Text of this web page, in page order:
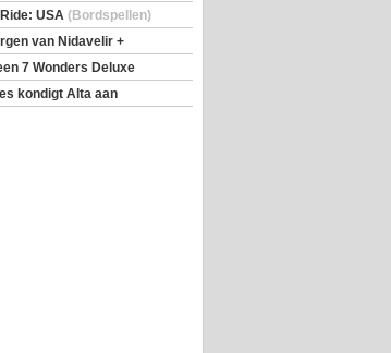
USA (Bordspellen)
van Nidavelir +
Detective
7 Wonders Deluxe
kondigt Alta aan